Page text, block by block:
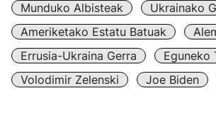
Munduko Albisteak
Ukrainako
Ameriketako Estatu Batuak
Errusia-Ukraina Gerra
Eguneko
Volodimir Zelenski
Joe Biden